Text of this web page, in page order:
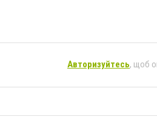
Авторизуйтесь, щоб